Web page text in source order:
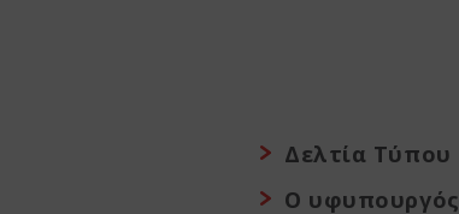
Δελτία Τύπου
Ο υφυπουργός